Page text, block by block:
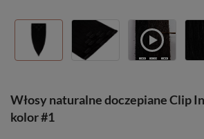
Włosy naturalne doczepiane Clip
kolor #1